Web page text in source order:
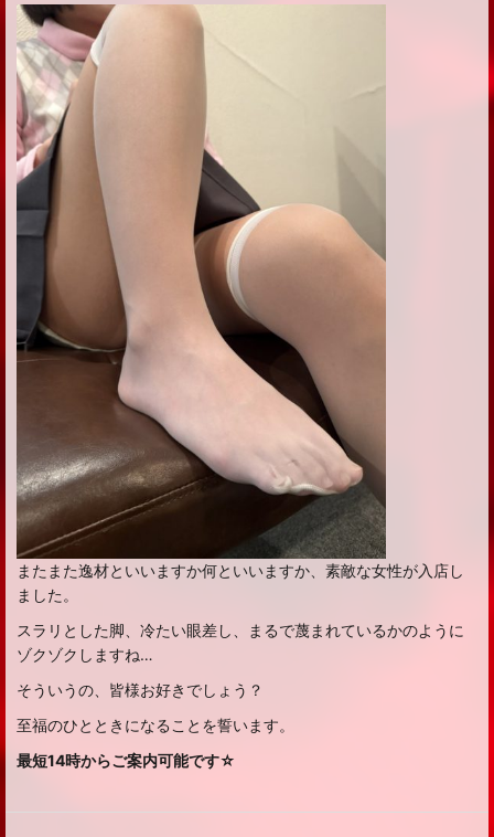
またまた逸材といいますか何といいますか、素敵な女性が入店し
ました。
スラリとした脚、冷たい眼差し、まるで蔑まれているかのように
ゾクゾクしますね…
そういうの、皆様お好きでしょう？
至福のひとときになることを誓います。
最短14時からご案内可能です☆